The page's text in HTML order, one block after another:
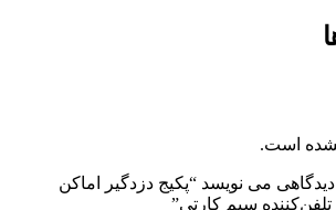
است.
می نویسد “پکیج دزدگیر اماکن